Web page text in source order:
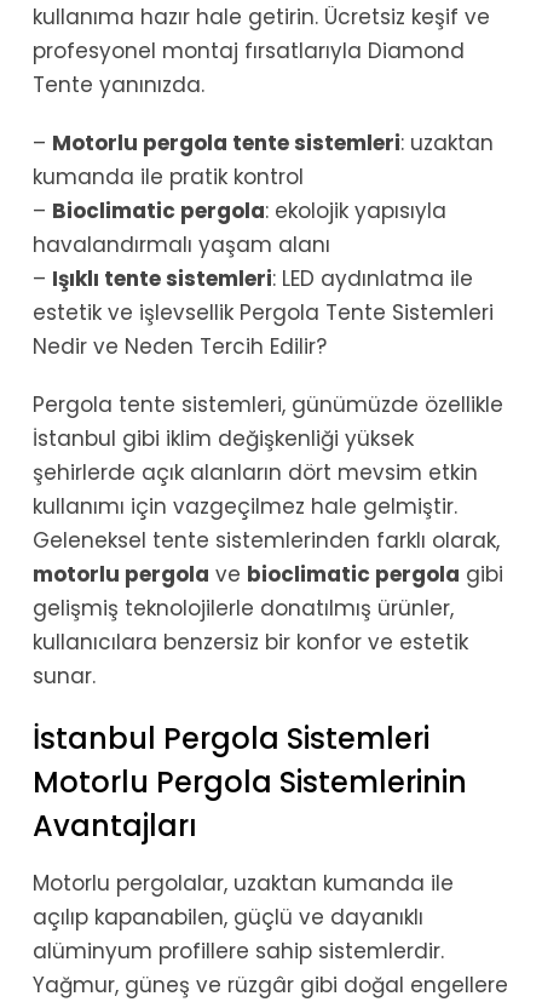
kullanıma hazır hale getirin. Ücretsiz keşif ve
profesyonel montaj fırsatlarıyla Diamond
Tente yanınızda.
– Motorlu pergola tente sistemleri: uzaktan
kumanda ile pratik kontrol
– Bioclimatic pergola: ekolojik yapısıyla
havalandırmalı yaşam alanı
– Işıklı tente sistemleri: LED aydınlatma ile
estetik ve işlevsellik Pergola Tente Sistemleri
Nedir ve Neden Tercih Edilir?
Pergola tente sistemleri, günümüzde özellikle
İstanbul gibi iklim değişkenliği yüksek
şehirlerde açık alanların dört mevsim etkin
kullanımı için vazgeçilmez hale gelmiştir.
Geleneksel tente sistemlerinden farklı olarak,
motorlu pergola ve bioclimatic pergola gibi
gelişmiş teknolojilerle donatılmış ürünler,
kullanıcılara benzersiz bir konfor ve estetik
sunar.
İstanbul Pergola Sistemleri
Motorlu Pergola Sistemlerinin
Avantajları
Motorlu pergolalar, uzaktan kumanda ile
açılıp kapanabilen, güçlü ve dayanıklı
alüminyum profillere sahip sistemlerdir.
Yağmur, güneş ve rüzgâr gibi doğal engellere